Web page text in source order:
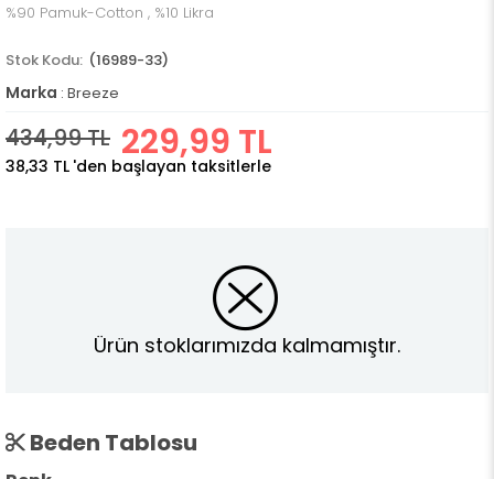
%90 Pamuk-Cotton , %10 Likra
(16989-33)
Marka : Breeze
434,99 TL 229,99 TL
38,33 TL 'den başlayan taksitlerle
Ürün stoklarımızda kalmamıştır.
Beden Tablosu